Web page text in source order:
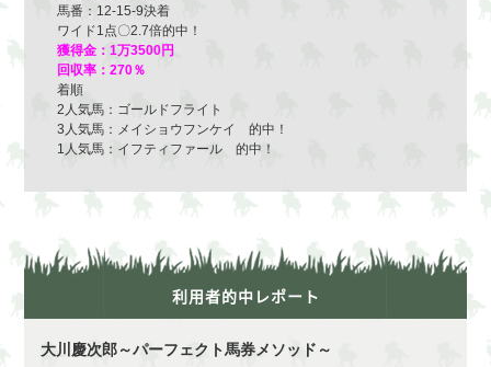
馬番：12-15-9決着
ワイド1点〇2.7倍的中！
獲得金：1万3500円
回収率：270％
着順
2人気馬：ゴールドフライト
3人気馬：メイショウフンケイ 的中！
1人気馬：イフティファール 的中！
利用者的中レポート
大川慶次郎～パーフェクト馬券メソッド～